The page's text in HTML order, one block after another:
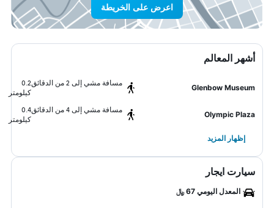
اعرض على الخريطة
أشهر المعالم
Glenbow Museum
مسافة مشي إلى 2 من الدقائق
0.2
كيلومتر
Olympic Plaza
مسافة مشي إلى 4 من الدقائق
0.4
كيلومتر
إظهار المزيد
سيارت ايجار
المعدل اليومي 67 ﷼